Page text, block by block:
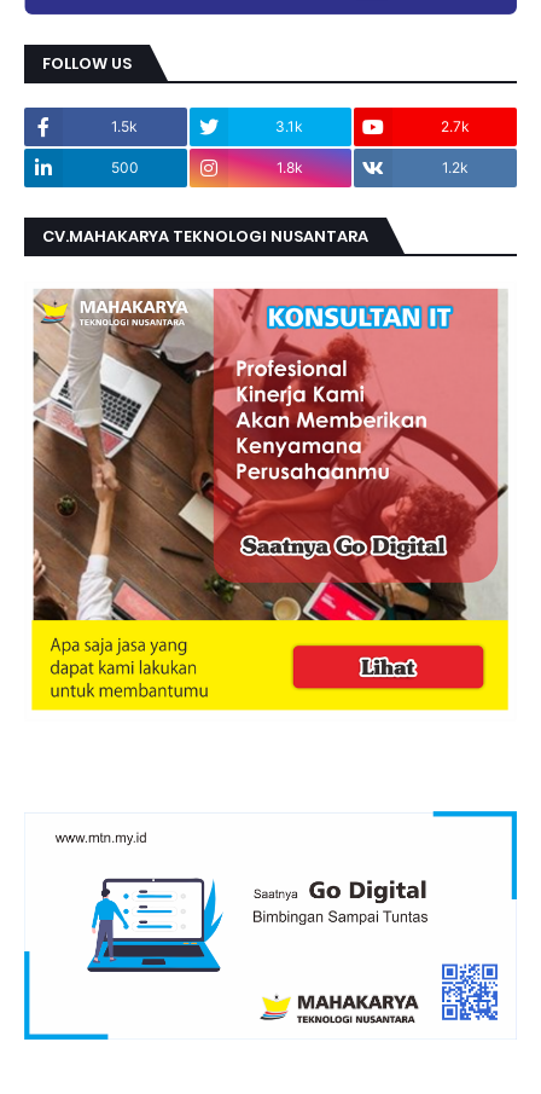
FOLLOW US
1.5k 3.1k 2.7k
500 1.8k 1.2k
CV.MAHAKARYA TEKNOLOGI NUSANTARA